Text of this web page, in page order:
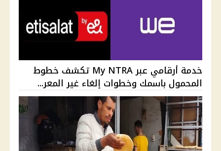
خدمة أرقامي عبر My NTRA تكشف خطوط
المحمول باسمك وخطوات إلغاء غير المعر...